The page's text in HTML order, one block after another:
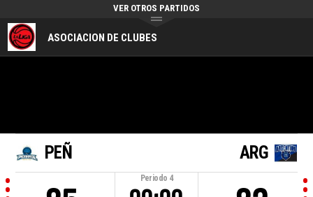
ASOCIACION DE CLUBES
VER OTROS PARTIDOS
PEÑ
Periodo 4
ARG